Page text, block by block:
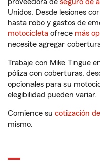
Unidos. Desde lesiones
hasta robo y gastos de
motocicleta ofrece más
necesite agregar
Trabaje con Mike Tingue
póliza con coberturas,
opcionales para su
elegibilidad pueden variar.
Comience su cotización
mismo.